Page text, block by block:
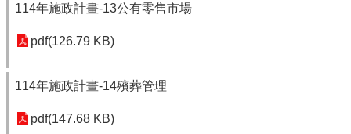
114年施政計畫-13公有零售市場
pdf(126.79 KB)
114年施政計畫-14殯葬管理
pdf(147.68 KB)